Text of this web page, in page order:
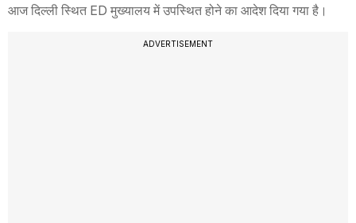
आज दिल्ली स्थित ED मुख्यालय में उपस्थित होने का आदेश दिया गया है।
ADVERTISEMENT